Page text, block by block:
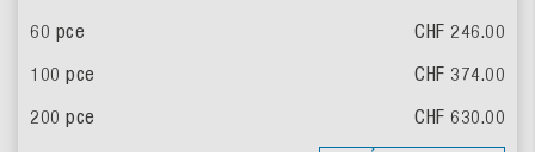
CHF 246.00
CHF 374.00
CHF 630.00